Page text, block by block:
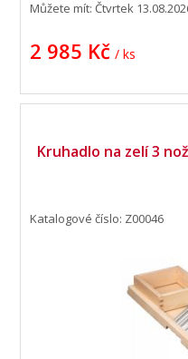
Můžete mít:Čtvrtek
2 985 Kč / ks
Kruhadlo na zelí 3
Katalogové číslo: Z00046